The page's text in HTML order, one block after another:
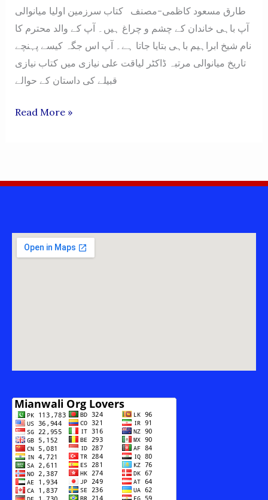
طارق مسعود کاظمی-مصنف کتاب سرزمین اولیا میانوالی
آپ باہی خاندان کے چشم و چراغ ہیں۔ آپ کے والد محترم کا
نام شیخ ابراہیم باہی بتایا جاتا ہے۔ آپ اس جگہ کیسے پہنچے
تاریخ میانوالی مرتبہ ڈاکٹر لیاقت علی نیازی میں کتاب نیازی
قبیلے کی داستان کے حوالے
HAZRAT
–
Read More »